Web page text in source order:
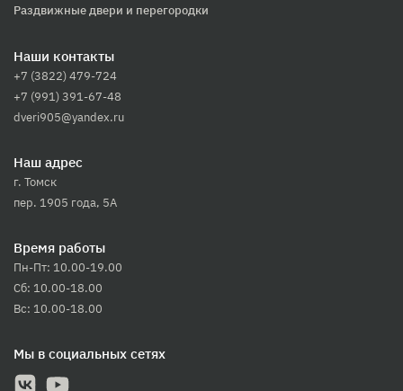
Раздвижные двери и перегородки
Наши контакты
+7 (3822) 479-724
+7 (991) 391-67-48
dveri905@yandex.ru
Наш адрес
г. Томск
пер. 1905 года, 5А
Время работы
Пн-Пт: 10.00-19.00
Сб: 10.00-18.00
Вс: 10.00-18.00
Мы в социальных сетях